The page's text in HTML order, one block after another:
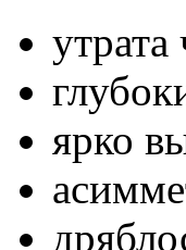
утрата
ярко